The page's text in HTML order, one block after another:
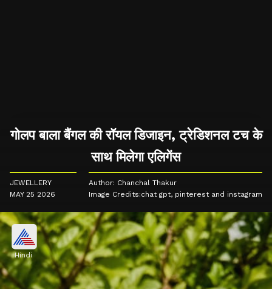
गोलप बाला बैंगल की रॉयल डिजाइन, ट्रेडिशनल टच के
साथ मिलेगा एलिगेंस
JEWELLERY
MAY 25 2026
Author: Chanchal Thakur
Image Credits:chat gpt, pinterest and instagram
Hindi